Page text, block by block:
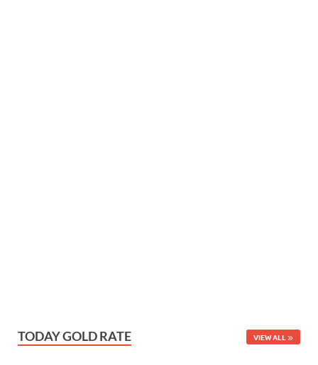
TODAY GOLD RATE VIEW ALL